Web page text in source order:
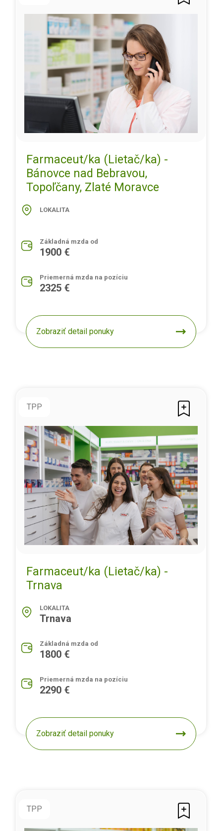
Farmaceut/ka (Lietač/ka) -
Bánovce nad Bebravou,
Topoľčany, Zlaté Moravce
LOKALITA
Základná mzda od
1900 €
Priemerná mzda na pozíciu
2325 €
Zobraziť detail ponuky
TPP
Farmaceut/ka (Lietač/ka) -
Trnava
LOKALITA
Trnava
Základná mzda od
1800 €
Priemerná mzda na pozíciu
2290 €
Zobraziť detail ponuky
TPP